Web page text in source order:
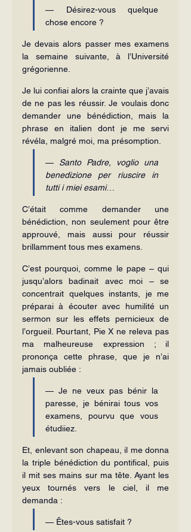
— Désirez-vous quelque
chose encore ?
Je devais alors passer mes examens
la semaine suivante, à l’Université
grégorienne.
Je lui confiai alors la crainte que j’avais
de ne pas les réussir. Je voulais donc
demander une bénédiction, mais la
phrase en italien dont je me servi
révéla, malgré moi, ma présomption.
— Santo Padre, voglio una
benedizione per riuscire in
tutti i miei esami…
C’était comme demander une
bénédiction, non seulement pour être
approuvé, mais aussi pour réussir
brillamment tous mes examens.
C’est pourquoi, comme le pape – qui
jusqu’alors badinait avec moi – se
concentrait quelques instants, je me
préparai à écouter avec humilité un
sermon sur les effets pernicieux de
l’orgueil. Pourtant, Pie X ne releva pas
ma malheureuse expression ; il
prononça cette phrase, que je n’ai
jamais oubliée :
— Je ne veux pas bénir la
paresse, je bénirai tous vos
examens, pourvu que vous
étudiiez.
Et, enlevant son chapeau, il me donna
la triple bénédiction du pontifical, puis
il mit ses mains sur ma tête. Ayant les
yeux tournés vers le ciel, il me
demanda :
— Êtes-vous satisfait ?